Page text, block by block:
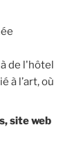
de l'hôtel
à l’art, où
site web